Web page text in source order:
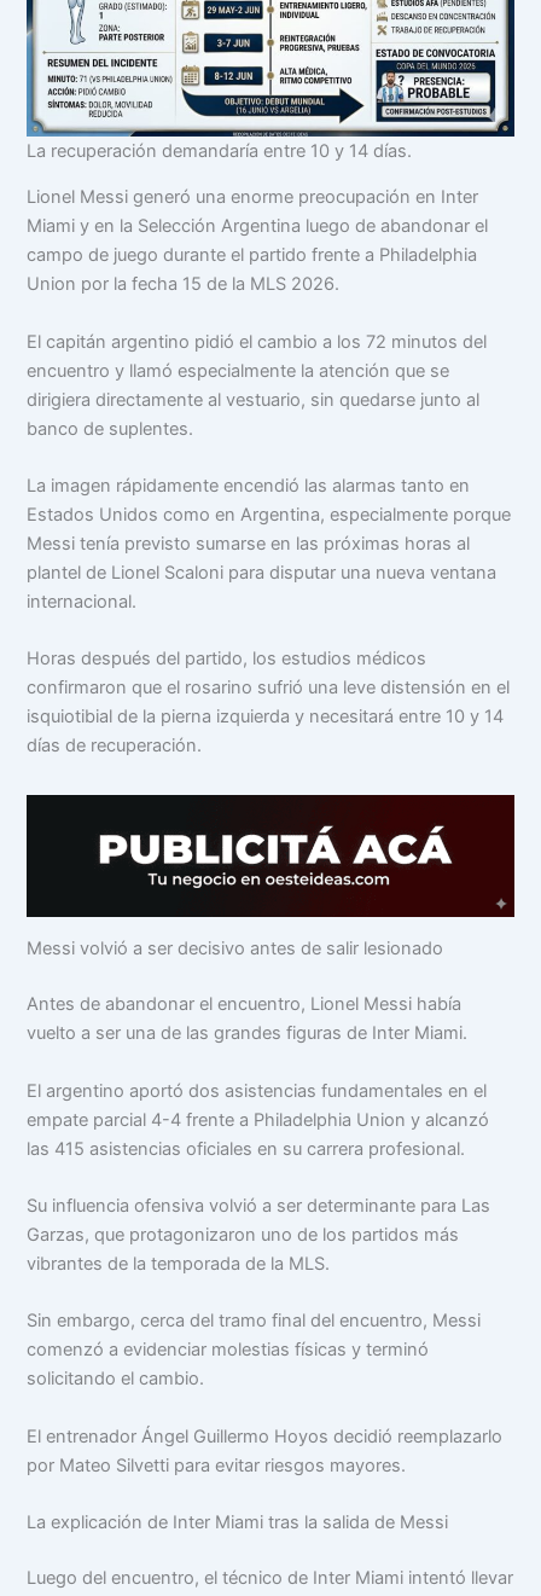
La recuperación demandaría entre 10 y 14 días.
Lionel Messi generó una enorme preocupación en Inter
Miami y en la Selección Argentina luego de abandonar el
campo de juego durante el partido frente a Philadelphia
Union por la fecha 15 de la MLS 2026.
El capitán argentino pidió el cambio a los 72 minutos del
encuentro y llamó especialmente la atención que se
dirigiera directamente al vestuario, sin quedarse junto al
banco de suplentes.
La imagen rápidamente encendió las alarmas tanto en
Estados Unidos como en Argentina, especialmente porque
Messi tenía previsto sumarse en las próximas horas al
plantel de Lionel Scaloni para disputar una nueva ventana
internacional.
Horas después del partido, los estudios médicos
confirmaron que el rosarino sufrió una leve distensión en el
isquiotibial de la pierna izquierda y necesitará entre 10 y 14
días de recuperación.
Messi volvió a ser decisivo antes de salir lesionado
Antes de abandonar el encuentro, Lionel Messi había
vuelto a ser una de las grandes figuras de Inter Miami.
El argentino aportó dos asistencias fundamentales en el
empate parcial 4-4 frente a Philadelphia Union y alcanzó
las 415 asistencias oficiales en su carrera profesional.
Su influencia ofensiva volvió a ser determinante para Las
Garzas, que protagonizaron uno de los partidos más
vibrantes de la temporada de la MLS.
Sin embargo, cerca del tramo final del encuentro, Messi
comenzó a evidenciar molestias físicas y terminó
solicitando el cambio.
El entrenador Ángel Guillermo Hoyos decidió reemplazarlo
por Mateo Silvetti para evitar riesgos mayores.
La explicación de Inter Miami tras la salida de Messi
Luego del encuentro, el técnico de Inter Miami intentó llevar